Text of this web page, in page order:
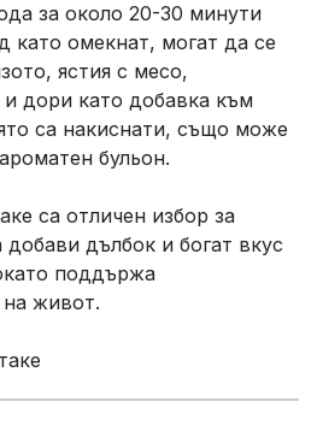
за около 20-30 минути
като омекнат, могат да се
ястия с месо,
и дори като добавка към
са накиснати, също може
бульон.
са отличен избор за
дълбок и богат вкус
поддържа
живот.